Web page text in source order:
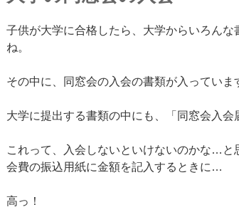
子供が大学に合格したら、大学からいろんな
ね。
その中に、同窓会の入会の書類が入っていま
大学に提出する書類の中にも、「同窓会入会
これって、入会しないといけないのかな…と
会費の振込用紙に金額を記入するときに…
高っ！